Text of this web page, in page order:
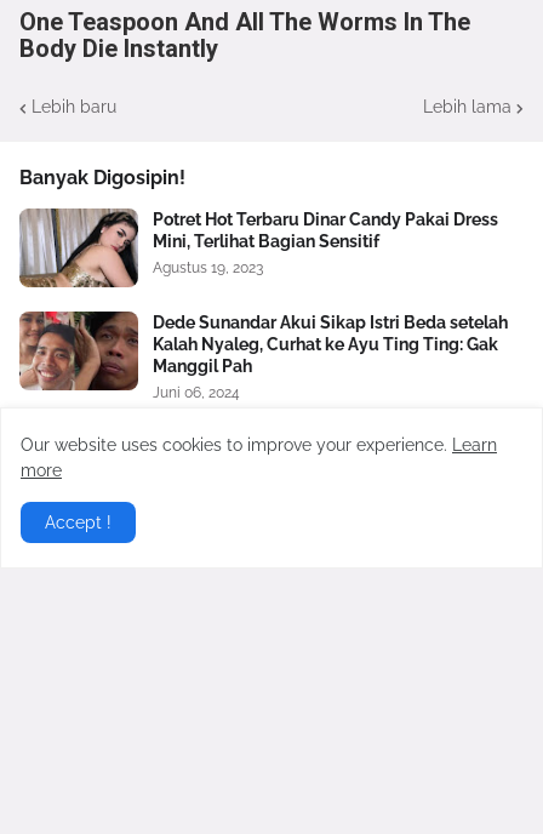
One Teaspoon And All The Worms In The
Body Die Instantly
Lebih baru Lebih lama
Banyak Digosipin!
Potret Hot Terbaru Dinar Candy Pakai Dress
Mini, Terlihat Bagian Sensitif
Agustus 19, 2023
Dede Sunandar Akui Sikap Istri Beda setelah
Kalah Nyaleg, Curhat ke Ayu Ting Ting: Gak
Manggil Pah
Juni 06, 2024
Indah Permatasari Belanja ke Pasar
Our website uses cookies to improve your experience.
Learn
more
Accept !